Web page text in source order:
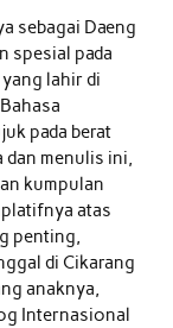
sebagai Daeng
spesial pada
lahir di
pada berat
dan menulis ini,
kumpulan
atas
penting,
di Cikarang
anaknya,
Internasional